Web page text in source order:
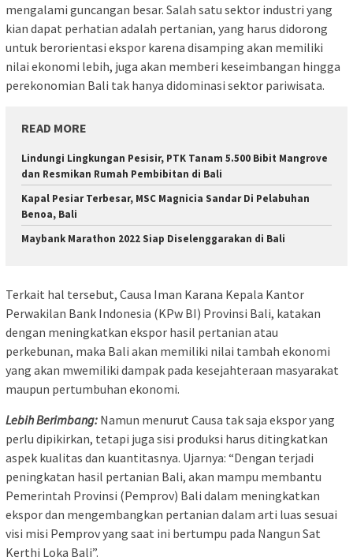
mengalami guncangan besar. Salah satu sektor industri yang
kian dapat perhatian adalah pertanian, yang harus didorong
untuk berorientasi ekspor karena disamping akan memiliki
nilai ekonomi lebih, juga akan memberi keseimbangan hingga
perekonomian Bali tak hanya didominasi sektor pariwisata.
READ MORE
Lindungi Lingkungan Pesisir, PTK Tanam 5.500 Bibit Mangrove
dan Resmikan Rumah Pembibitan di Bali
Kapal Pesiar Terbesar, MSC Magnicia Sandar Di Pelabuhan
Benoa, Bali
Maybank Marathon 2022 Siap Diselenggarakan di Bali
Terkait hal tersebut, Causa Iman Karana Kepala Kantor
Perwakilan Bank Indonesia (KPw BI) Provinsi Bali, katakan
dengan meningkatkan ekspor hasil pertanian atau
perkebunan, maka Bali akan memiliki nilai tambah ekonomi
yang akan mwemiliki dampak pada kesejahteraan masyarakat
maupun pertumbuhan ekonomi.
Lebih Berimbang: Namun menurut Causa tak saja ekspor yang
perlu dipikirkan, tetapi juga sisi produksi harus ditingkatkan
aspek kualitas dan kuantitasnya. Ujarnya: “Dengan terjadi
peningkatan hasil pertanian Bali, akan mampu membantu
Pemerintah Provinsi (Pemprov) Bali dalam meningkatkan
ekspor dan mengembangkan pertanian dalam arti luas sesuai
visi misi Pemprov yang saat ini bertumpu pada Nangun Sat
Kerthi Loka Bali”.